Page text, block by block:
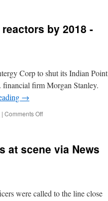
by 2018 -
Corp to shut its Indian Point
financial firm Morgan Stanley.
→
| Comments Offon
to
reactors
at scene via News
were called to the line close